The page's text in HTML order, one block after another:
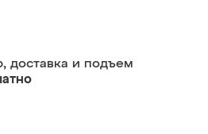
доставка и подъем